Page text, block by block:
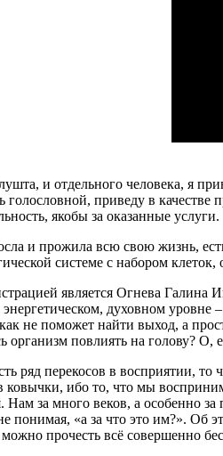
и отдельного человека, я
приведу в качестве
якобы за оказанные услуги.
и прожила всю свою жизнь,
системе с набором
является Огнева Галина
духовном уровне
не поможет найти выход, а
повлиять на голову? О,
ряд перекосов в восприятии,
ковычки, ибо то, что мы
за много веков, а особенно
«а за что это им?». Об
прочесть всё совершенно